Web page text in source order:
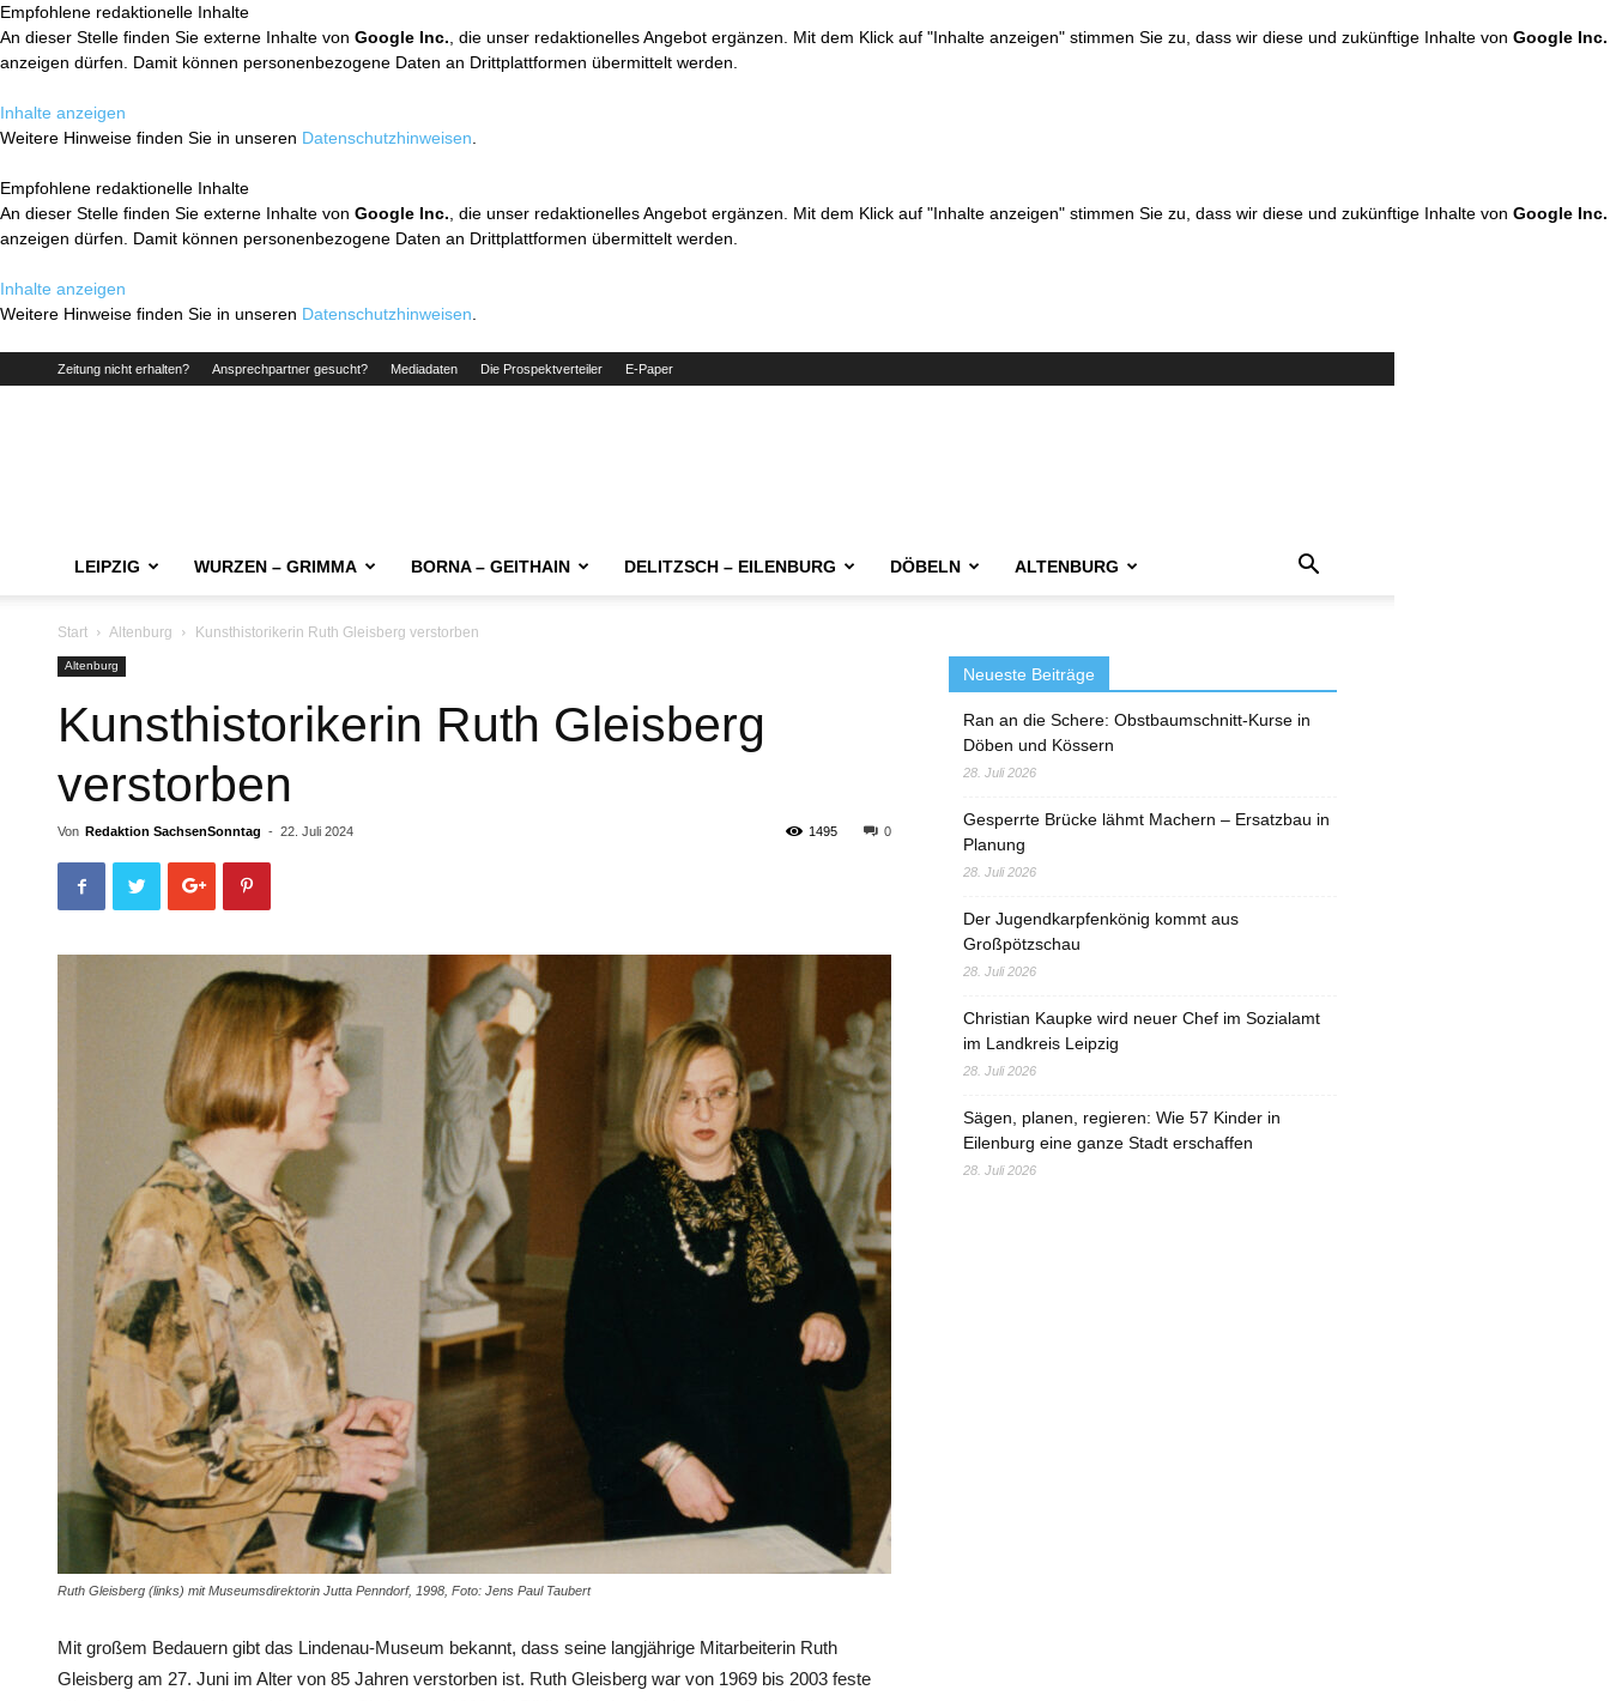
Empfohlene redaktionelle Inhalte
An dieser Stelle finden Sie externe Inhalte von Google Inc. , die unser redaktionelles Angebot ergänzen. Mit dem Klick auf "Inhalte anzeigen" stimmen Sie zu, dass wir diese und zukünftige Inhalte von Google Inc.
anzeigen dürfen. Damit können personenbezogene Daten an Drittplattformen übermittelt werden.
Inhalte anzeigen
Weitere Hinweise finden Sie in unseren Datenschutzhinweisen
Empfohlene redaktionelle Inhalte
An dieser Stelle finden Sie externe Inhalte von Google Inc. , die unser redaktionelles Angebot ergänzen. Mit dem Klick auf "Inhalte anzeigen" stimmen Sie zu, dass wir diese und zukünftige Inhalte von Google Inc.
anzeigen dürfen. Damit können personenbezogene Daten an Drittplattformen übermittelt werden.
Inhalte anzeigen
Weitere Hinweise finden Sie in unseren Datenschutzhinweisen
Zeitung nicht erhalten? Ansprechpartner gesucht? Mediadaten Die Prospektverteiler E-Paper
LEIPZIG WURZEN – GRIMMA BORNA – GEITHAIN DELITZSCH – EILENBURG DÖBELN ALTENBURG
Start Altenburg Kunsthistorikerin Ruth Gleisberg verstorben
Altenburg
Kunsthistorikerin Ruth Gleisberg
verstorben
Von Redaktion SachsenSonntag - 22. Juli 2024 0
1495
Ruth Gleisberg (links) mit Museumsdirektorin Jutta Penndorf, 1998, Foto: Jens Paul Taubert
Mit großem Bedauern gibt das Lindenau-Museum bekannt, dass seine langjährige Mitarbeiterin Ruth
Gleisberg am 27. Juni im Alter von 85 Jahren verstorben ist. Ruth Gleisberg war von 1969 bis 2003 feste
Neueste Beiträge
Ran an die Schere: Obstbaumschnitt-Kurse in
Döben und Kössern
28. Juli 2026
Gesperrte Brücke lähmt Machern – Ersatzbau in
Planung
28. Juli 2026
Der Jugendkarpfenkönig kommt aus
Großpötzschau
28. Juli 2026
Christian Kaupke wird neuer Chef im Sozialamt
im Landkreis Leipzig
28. Juli 2026
Sägen, planen, regieren: Wie 57 Kinder in
Eilenburg eine ganze Stadt erschaffen
28. Juli 2026